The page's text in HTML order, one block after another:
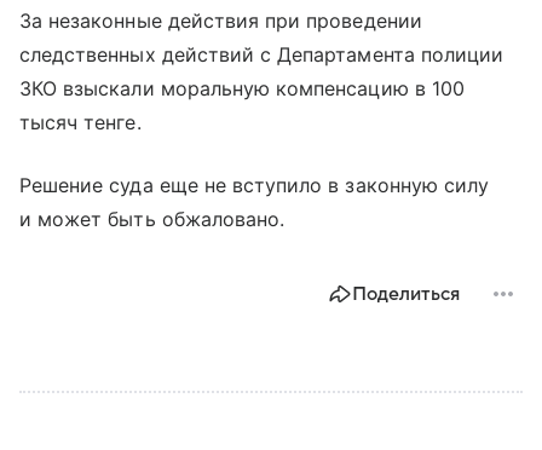
За незаконные действия при проведении
следственных действий с Департамента полиции
ЗКО взыскали моральную компенсацию в 100
тысяч тенге.
Решение суда еще не вступило в законную силу
и может быть обжаловано.
Поделиться